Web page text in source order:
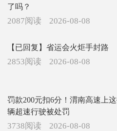
了吗？
2087阅读 2026-08-08
【已回复】省运会火炬手封路
2853阅读 2026-08-08
罚款200元扣6分！渭南高速上
辆超速行驶被处罚
3738阅读 2026-08-08